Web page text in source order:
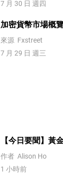
7 月 30 日 週四
加密貨幣市場概
拖累比特幣
來源 Fxstreet
7 月 29 日 週三
【今日要聞】黃
比特幣逼近6.5萬
作者 Alison Ho
1 小時前